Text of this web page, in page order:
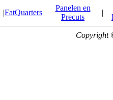
|FatQuarters|
Panelen en
Precuts
|
Copyright